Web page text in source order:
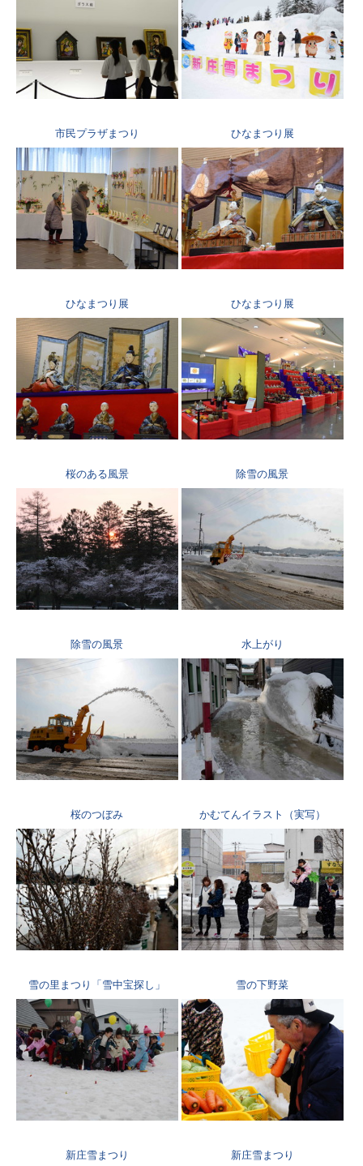
市民プラザまつり ひなまつり展
ひなまつり展 ひなまつり展
桜のある風景 除雪の風景
除雪の風景 水上がり
桜のつぼみ かむてんイラスト（実写）
雪の里まつり「雪中宝探し」 雪の下野菜
新庄雪まつり 新庄雪まつり